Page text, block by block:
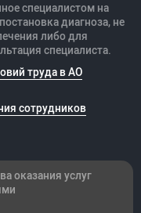
специалистом на
диагноза, не
либо для
специалиста.
труда в АО
сотрудников
оказания услуг